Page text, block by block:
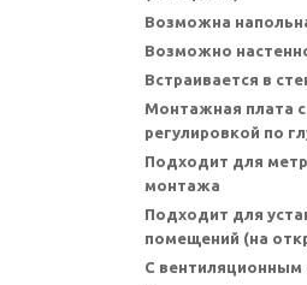
Возможна
Возможно
Встраивается в
Монтажная плата с
регулировкой по
Подходит для
монтажа
Подходит для
помещений (на
С вентиляционным